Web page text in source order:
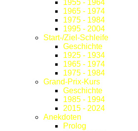
1955 - 1964
1965 - 1974
1975 - 1984
1995 - 2004
Start-/Ziel-Schleife
Geschichte
1925 - 1934
1965 - 1974
1975 - 1984
Grand-Prix-Kurs
Geschichte
1985 - 1994
2015 - 2024
Anekdoten
Prolog